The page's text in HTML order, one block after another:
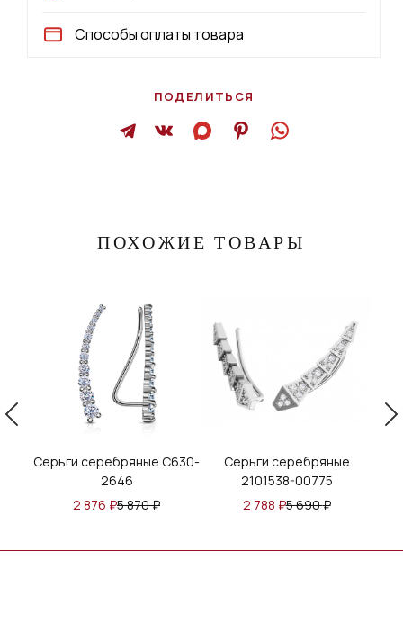
Способы оплаты товара
ПОДЕЛИТЬСЯ
ПОХОЖИЕ ТОВАРЫ
Серьги серебряные С630-
2646
2 876 ₽5 870₽
Серьги серебряные
2101538-00775
2 788₽5 690₽